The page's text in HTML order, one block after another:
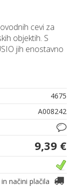
cevi za
objektih. S
jih enostavno
4675
A008242
9,39 €
načini plačila